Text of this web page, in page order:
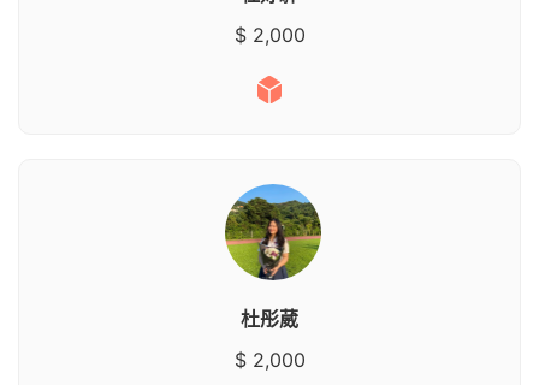
$ 2,000
杜彤葳
$ 2,000